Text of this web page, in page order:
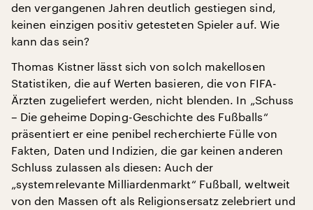
den vergangenen Jahren deutlich gestiegen sind,
keinen einzigen positiv getesteten Spieler auf. Wie
kann das sein?
Thomas Kistner lässt sich von solch makellosen
Statistiken, die auf Werten basieren, die von FIFA-
Ärzten zugeliefert werden, nicht blenden. In „Schuss
– Die geheime Doping-Geschichte des Fußballs“
präsentiert er eine penibel recherchierte Fülle von
Fakten, Daten und Indizien, die gar keinen anderen
Schluss zulassen als diesen: Auch der
„systemrelevante Milliardenmarkt“ Fußball, weltweit
von den Massen oft als Religionsersatz zelebriert und